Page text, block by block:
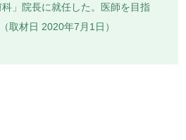
」院長に就任した。医師を目指
取材日 2020年7月1日）